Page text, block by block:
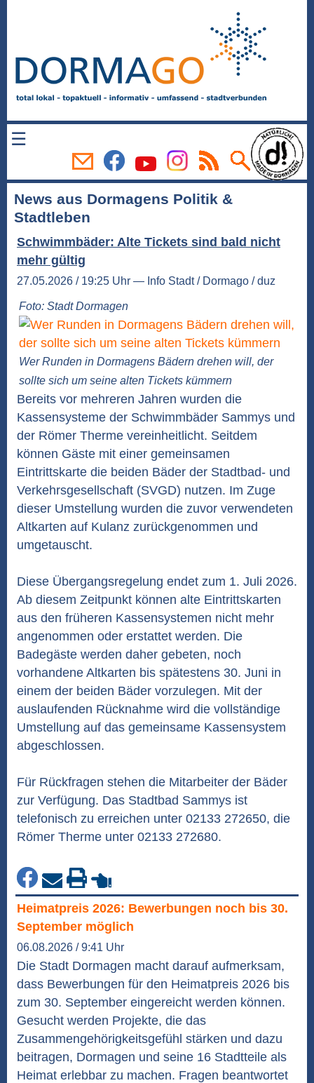
☰
News aus Dormagens Politik &
Stadtleben
Schwimmbäder: Alte Tickets sind bald nicht
mehr gültig
27.05.2026 / 19:25 Uhr — Info Stadt / Dormago / duz
Foto: Stadt Dormagen
Wer Runden in Dormagens Bädern drehen will, der
sollte sich um seine alten Tickets kümmern
Bereits vor mehreren Jahren wurden die
Kassensysteme der Schwimmbäder Sammys und
der Römer Therme vereinheitlicht. Seitdem
können Gäste mit einer gemeinsamen
Eintrittskarte die beiden Bäder der Stadtbad- und
Verkehrsgesellschaft (SVGD) nutzen. Im Zuge
dieser Umstellung wurden die zuvor verwendeten
Altkarten auf Kulanz zurückgenommen und
umgetauscht.
Diese Übergangsregelung endet zum 1. Juli 2026.
Ab diesem Zeitpunkt können alte Eintrittskarten
aus den früheren Kassensystemen nicht mehr
angenommen oder erstattet werden. Die
Badegäste werden daher gebeten, noch
vorhandene Altkarten bis spätestens 30. Juni in
einem der beiden Bäder vorzulegen. Mit der
auslaufenden Rücknahme wird die vollständige
Umstellung auf das gemeinsame Kassensystem
abgeschlossen.
Für Rückfragen stehen die Mitarbeiter der Bäder
zur Verfügung. Das Stadtbad Sammys ist
telefonisch zu erreichen unter 02133 272650, die
Römer Therme unter 02133 272680.
Heimatpreis 2026: Bewerbungen noch bis 30.
September möglich
06.08.2026 / 9:41 Uhr
Die Stadt Dormagen macht darauf aufmerksam,
dass Bewerbungen für den Heimatpreis 2026 bis
zum 30. September eingereicht werden können.
Gesucht werden Projekte, die das
Zusammengehörigkeitsgefühl stärken und dazu
beitragen, Dormagen und seine 16 Stadtteile als
Heimat erlebbar zu machen. Fragen beantwortet